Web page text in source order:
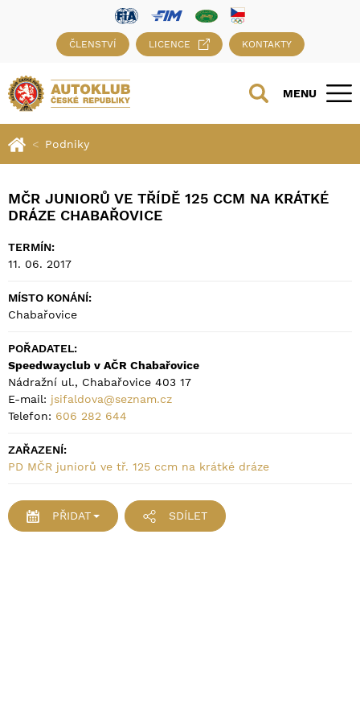
ČLENSTVÍ LICENCE KONTAKTY
MENU
Podniky
MČR JUNIORŮ VE TŘÍDĚ 125 CCM NA KRÁTKÉ
DRÁZE CHABAŘOVICE
TERMÍN:
11. 06. 2017
MÍSTO KONÁNÍ:
Chabařovice
POŘADATEL:
Speedwayclub v AČR Chabařovice
Nádražní ul., Chabařovice 403 17
E-mail: jsifaldova@seznam.cz
Telefon: 606 282 644
ZAŘAZENÍ:
PD MČR juniorů ve tř. 125 ccm na krátké dráze
PŘIDAT SDÍLET